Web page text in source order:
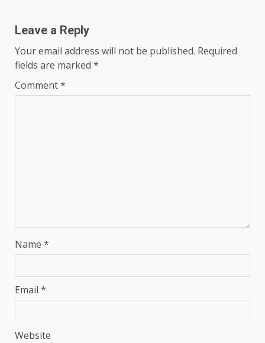
Leave a Reply
Your email address will not be published. Required
fields are marked *
Comment*
Name *
Email *
Website